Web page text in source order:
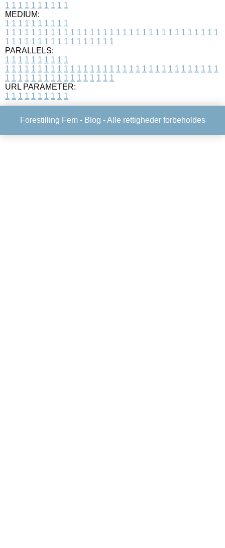
1 1 1 1 1 1 1 1 1 1
MEDIUM:
1 1 1 1 1 1 1 1 1 1
1 1 1 1 1 1 1 1 1 1 1 1 1 1 1 1 1 1 1 1 1 1 1 1 1 1 1 1 1 1 1 1 1
1 1 1 1 1 1 1 1 1 1 1 1 1 1 1 1 1
PARALLELS:
1 1 1 1 1 1 1 1 1 1
1 1 1 1 1 1 1 1 1 1 1 1 1 1 1 1 1 1 1 1 1 1 1 1 1 1 1 1 1 1 1 1 1
1 1 1 1 1 1 1 1 1 1 1 1 1 1 1 1 1
URL PARAMETER:
1 1 1 1 1 1 1 1 1 1
Forestilling Fem - Blog - Alle rettigheder forbeholdes